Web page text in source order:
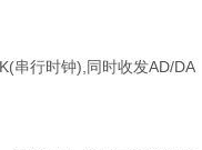
串行时钟),同时收发AD/DA